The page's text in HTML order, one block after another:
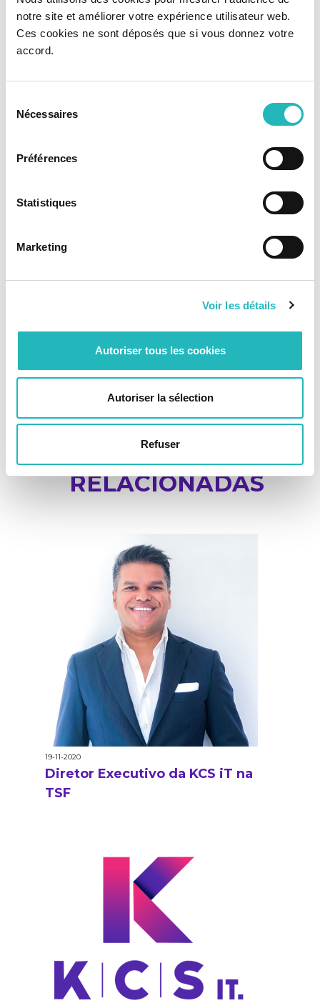
notre site et améliorer votre expérience utilisateur web.
Ces cookies ne sont déposés que si vous donnez votre
accord.
Nécessaires
Préférences
Statistiques
Marketing
Voir les détails
Autoriser tous les cookies
Autoriser la sélection
Refuser
Responsabilidade Social e
Corporativa com vista a
implementar
conjunto de medidas que
NOTÍCIAS
RELACIONADAS
19-11-2020
Diretor Executivo da KCS iT na
TSF